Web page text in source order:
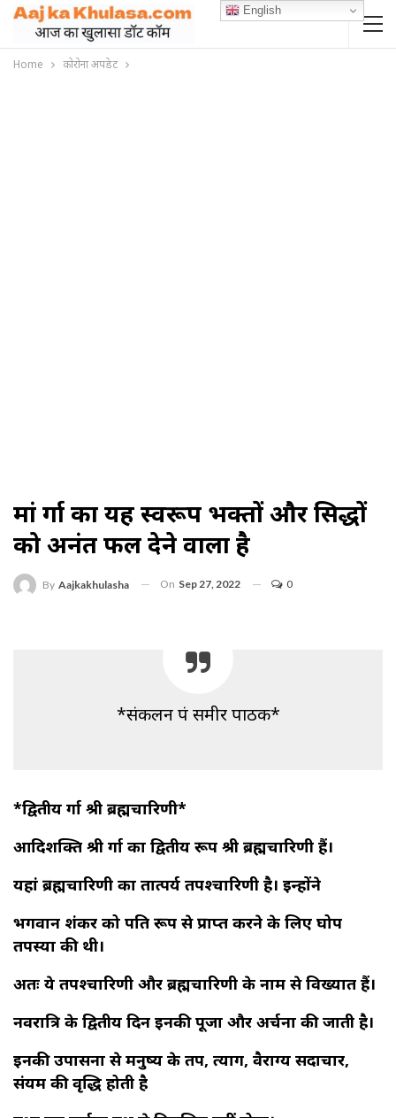
Home कोरोना अपडेट
मां दुर्गा का यह स्वरूप भक्तों और सिद्धों
को अनंत फल देने वाला है
By Aajkakhulasha On Sep 27, 2022 0
*संकलन पं समीर पाठक*
*द्वितीय दुर्गा श्री ब्रह्मचारिणी*
आदिशक्ति श्री दुर्गा का द्वितीय रूप श्री ब्रह्मचारिणी हैं।
यहां ब्रह्मचारिणी का तात्पर्य तपश्चारिणी है। इन्होंने
भगवान शंकर को पति रूप से प्राप्त करने के लिए घोप
तपस्या की थी।
अतः ये तपश्चारिणी और ब्रह्मचारिणी के नाम से विख्यात हैं।
नवरात्रि के द्वितीय दिन इनकी पूजा और अर्चना की जाती है।
इनकी उपासना से मनुष्य के तप, त्याग, वैराग्य सदाचार,
संयम की वृद्धि होती है
English